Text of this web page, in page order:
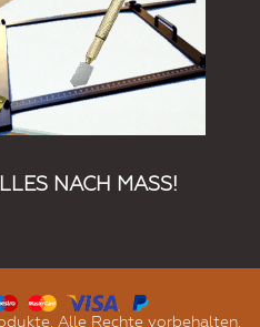
NACH MASS!
Alle Rechte vorbehalten.